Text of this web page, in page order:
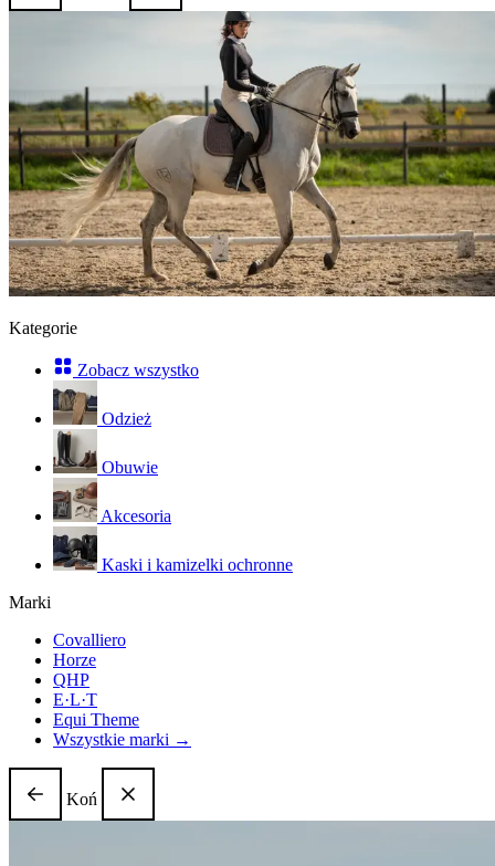
Kategorie
Zobacz wszystko
Odzież
Obuwie
Akcesoria
Kaski i kamizelki ochronne
Marki
Covalliero
Horze
QHP
E·L·T
Equi Theme
Wszystkie marki →
Koń